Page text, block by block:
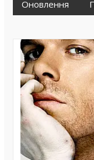
Оновлення